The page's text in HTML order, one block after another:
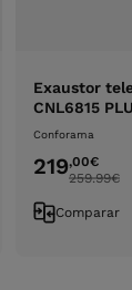
Exaustor
CNL6815
Conforama
219,00€
259.99€
Comparar